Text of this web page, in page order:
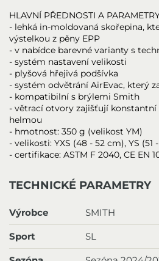
HLAVNÍ PŘEDNOSTI A
- lehká in-moldovaná skořepina,
výstelkou z pěny EPP
- v nabídce barevné varianty s
- systém nastavení velikosti
- plyšová hřejivá podšívka
- systém odvětrání AirEvac, který
- kompatibilní s brýlemi Smith
- větrací otvory zajišťují konstantní
helmou
- hmotnost: 350 g (velikost YM)
- velikosti: YXS (48 - 52 cm), YS (51
- certifikace: ASTM F 2040, CE EN
TECHNICKÉ PARAMETRY
Výrobce SMITH
Sport SL